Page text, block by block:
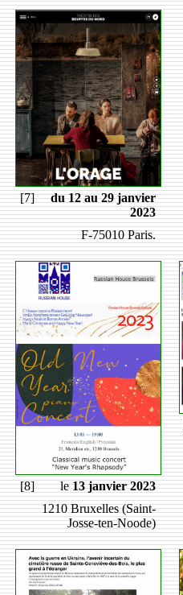
[7]
du 12 au 29 janvier
2023
F-75010 Paris.
[8] le13 janvier 2023
1210 Bruxelles (Saint-
Josse-ten-Noode)